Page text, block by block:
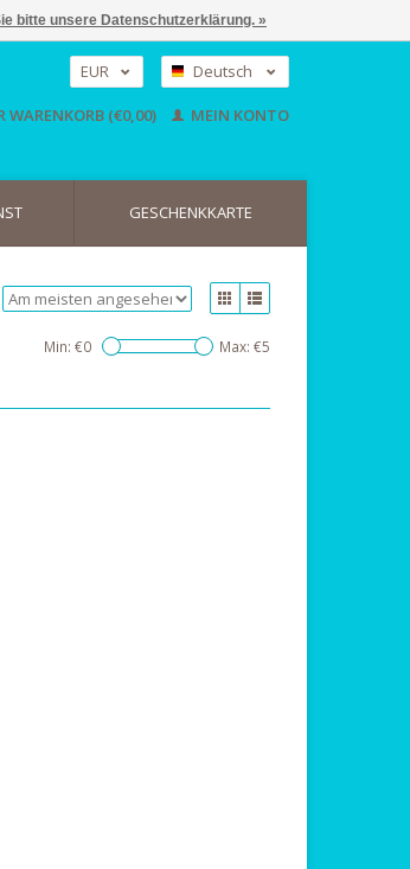
EUR
USD
Deutsch
English
WARENKORB (€0,00) MEIN KONTO
GESCHENKKARTE
Min: €0 Max: €5
bitte unsere Datenschutzerklärung. »